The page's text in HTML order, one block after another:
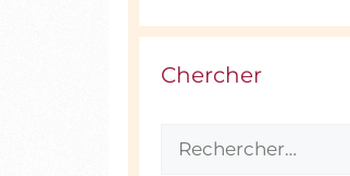
Chercher
Rechercher :